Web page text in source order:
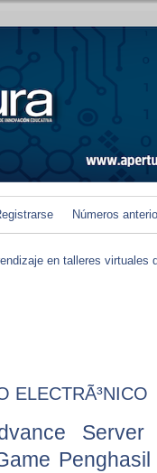
Números
en talleres virtuales
ELECTRÃ³NICO
Server